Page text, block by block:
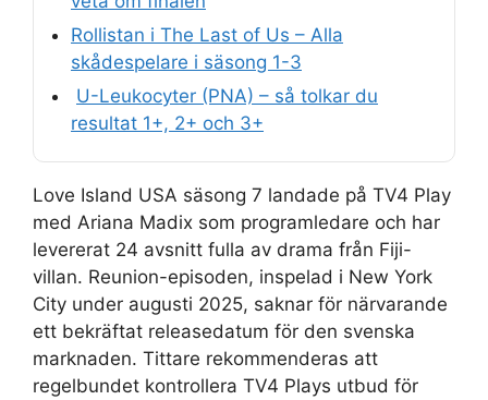
Rollistan i The Last of Us – Alla
skådespelare i säsong 1-3
U-Leukocyter (PNA) – så tolkar du
resultat 1+, 2+ och 3+
Love Island USA säsong 7 landade på TV4 Play
med Ariana Madix som programledare och har
levererat 24 avsnitt fulla av drama från Fiji-
villan. Reunion-episoden, inspelad i New York
City under augusti 2025, saknar för närvarande
ett bekräftat releasedatum för den svenska
marknaden. Tittare rekommenderas att
regelbundet kontrollera TV4 Plays utbud för